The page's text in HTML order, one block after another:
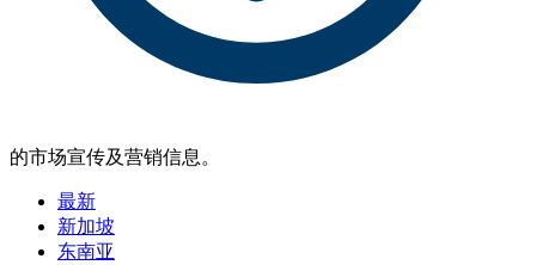
的市场宣传及营销信息。
最新
新加坡
东南亚